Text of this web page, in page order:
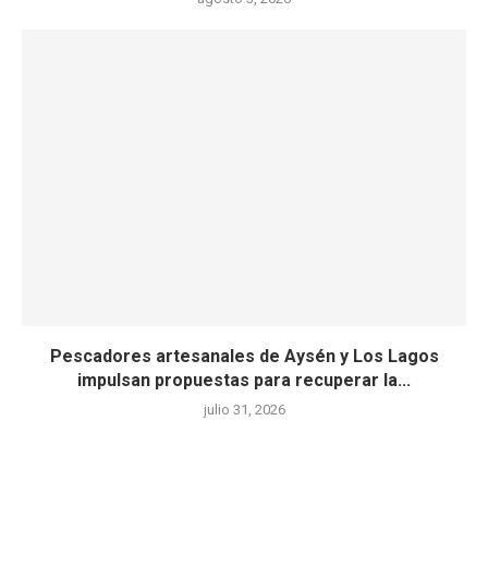
Pescadores artesanales de Aysén y Los Lagos
impulsan propuestas para recuperar la...
julio 31, 2026